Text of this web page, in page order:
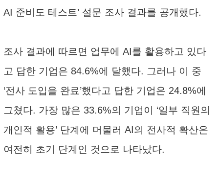
AI 준비도 테스트’ 설문 조사 결과를 공개했다.
조사 결과에 따르면 업무에 AI를 활용하고 있다
고 답한 기업은 84.6%에 달했다. 그러나 이 중
‘전사 도입을 완료’했다고 답한 기업은 24.8%에
그쳤다. 가장 많은 33.6%의 기업이 ‘일부 직원의
개인적 활용’ 단계에 머물러 AI의 전사적 확산은
여전히 초기 단계인 것으로 나타났다.